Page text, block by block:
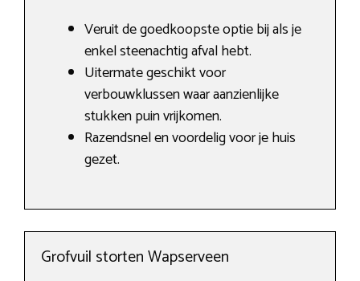
Veruit de goedkoopste optie bij als je
enkel steenachtig afval hebt.
Uitermate geschikt voor
verbouwklussen waar aanzienlijke
stukken puin vrijkomen.
Razendsnel en voordelig voor je huis
gezet.
Grofvuil storten Wapserveen